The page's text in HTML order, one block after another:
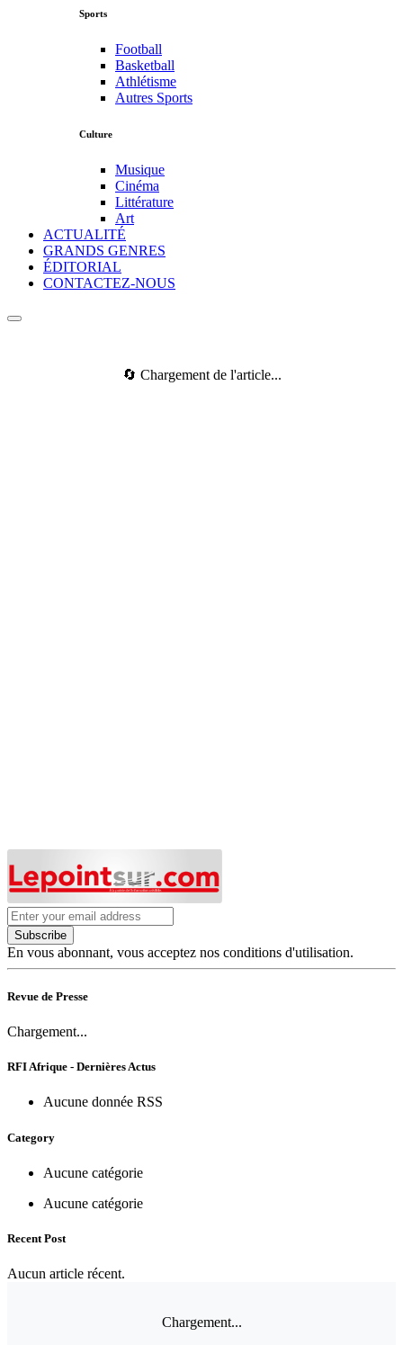
Sports
Football
Basketball
Athlétisme
Autres Sports
Culture
Musique
Cinéma
Littérature
Art
ACTUALITÉ
GRANDS GENRES
ÉDITORIAL
CONTACTEZ-NOUS
🔄 Chargement de l'article...
Subscribe
En vous abonnant, vous acceptez nos conditions d'utilisation.
Revue de Presse
Chargement...
RFI Afrique - Dernières Actus
Aucune donnée RSS
Category
Aucune catégorie
Aucune catégorie
Recent Post
Aucun article récent.
Chargement...